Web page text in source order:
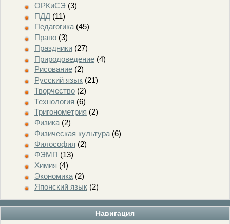
ОРКиСЭ(3)
ПДД (11)
Педагогика(45)
Право(3)
Праздники(27)
Природоведение(4)
Рисование(2)
Русский язык(21)
Творчество(2)
Технология (6)
Тригонометрия (2)
Физика(2)
Физическая культура(6)
Философия (2)
ФЭМП (13)
Химия (4)
Экономика(2)
Японский язык(2)
Навигация